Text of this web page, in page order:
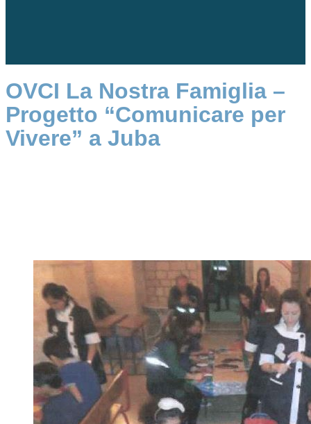
OVCI La Nostra Famiglia –
Progetto “Comunicare per
Vivere” a Juba